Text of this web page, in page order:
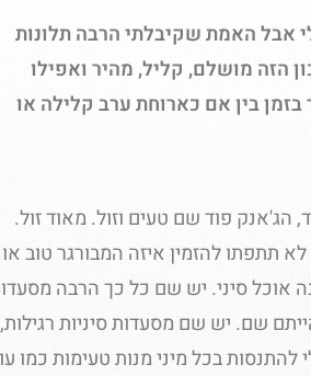
אבל האמת שקיבלתי הרבה תלונות
הזה מושלם, קליל, מהיר ואפילו
בין אם כארוחת ערב קלילה או
הג'אנק פוד שם טעים וזול. מאוד זול.
תתפתו להזמין איזה המבורגר טוב או
אוכל סיני. יש שם כל כך הרבה
שם. יש שם מסעדות סיניות רגילות,
להתנסות בכל מיני מנות טעימות כמו